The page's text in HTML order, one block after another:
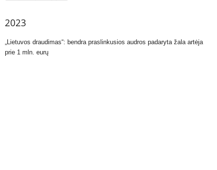
2023
„Lietuvos draudimas“: bendra praslinkusios audros padaryta žala artėja
prie 1 mln. eurų